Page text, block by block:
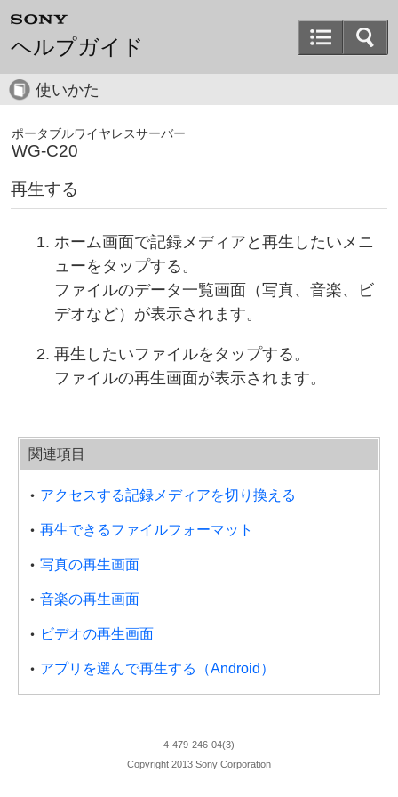
ヘルプガイド
使いかた
ポータブルワイヤレスサーバー
WG-C20
再生する
ホーム画面で記録メディアと再生したいメニ
ューをタップする。
ファイルのデータ一覧画面（写真、音楽、ビ
デオなど）が表示されます。
再生したいファイルをタップする。
ファイルの再生画面が表示されます。
関連項目
アクセスする記録メディアを切り換える
再生できるファイルフォーマット
写真の再生画面
音楽の再生画面
ビデオの再生画面
アプリを選んで再生する（Android）
4-479-246-04(3)
Copyright 2013 Sony Corporation